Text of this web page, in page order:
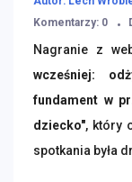
Komentarzy: 0
Nagranie z
wcześniej:
fundament w
dziecko", który
spotkania była